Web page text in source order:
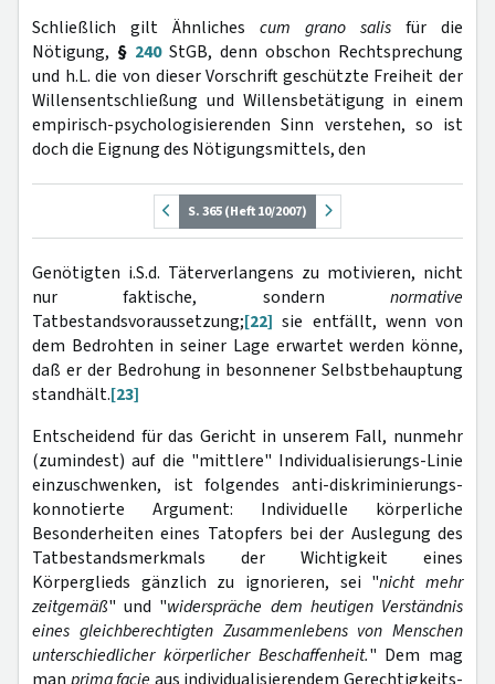
Schließlich gilt Ähnliches cum grano salis für die
Nötigung, § 240StGB, denn obschon Rechtsprechung
und h.L. die von dieser Vorschrift geschützte Freiheit der
Willensentschließung und Willensbetätigung in einem
empirisch-psychologisierenden Sinn verstehen, so ist
doch die Eignung des Nötigungsmittels, den
S. 365 (Heft 10/2007)
Genötigten i.S.d. Täterverlangens zu motivieren, nicht
nur faktische, sondern normative
Tatbestandsvoraussetzung;[22] sie entfällt, wenn von
dem Bedrohten in seiner Lage erwartet werden könne,
daß er der Bedrohung in besonnener Selbstbehauptung
standhält.[23]
Entscheidend für das Gericht in unserem Fall, nunmehr
(zumindest) auf die "mittlere" Individualisierungs-Linie
einzuschwenken, ist folgendes anti-diskriminierungs-
konnotierte Argument: Individuelle körperliche
Besonderheiten eines Tatopfers bei der Auslegung des
Tatbestandsmerkmals der Wichtigkeit eines
Körperglieds gänzlich zu ignorieren, sei "nicht mehr
zeitgemäß" und "widerspräche dem heutigen Verständnis
eines gleichberechtigten Zusammenlebens von Menschen
unterschiedlicher körperlicher Beschaffenheit." Dem mag